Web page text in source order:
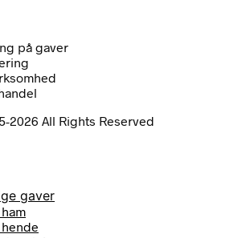
på gaver
2026 All Rights Reserved
gaver